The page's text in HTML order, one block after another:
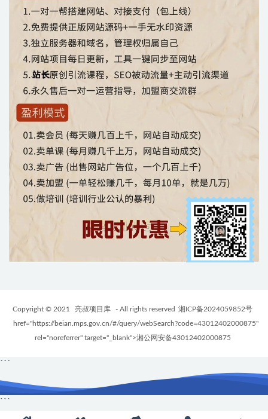
Copyright © 2021 亮叔项目库 - All rights reserved 湘ICP备2024059852号
href="https://beian.mps.gov.cn/#/query/webSearch?code=43012402000875"
rel="noreferrer" target="_blank">湘公网安备43012402000875
```
```